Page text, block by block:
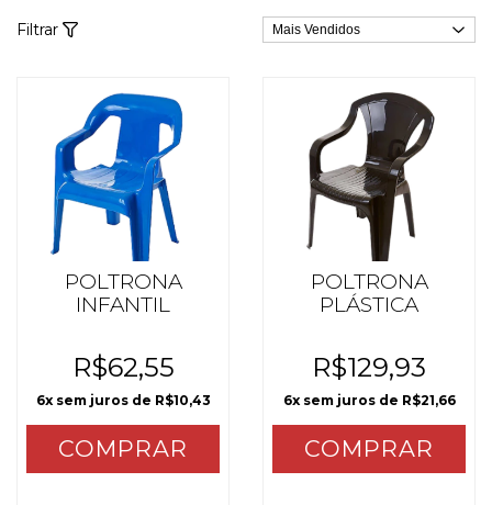
Filtrar
POLTRONA
INFANTIL
R$62,55
6x sem juros de R$10,43
COMPRAR
POLTRONA
PLÁSTICA
R$129,93
6x sem juros de R$21,66
COMPRAR